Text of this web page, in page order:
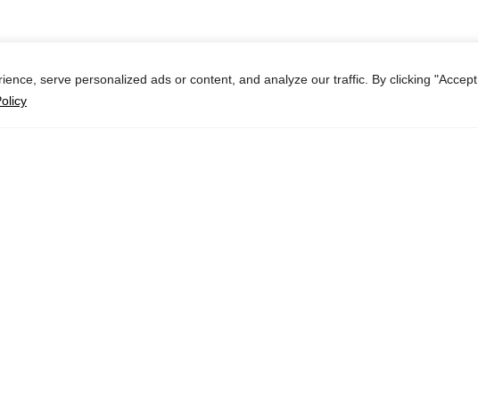
serve personalized ads or content, and analyze our traffic. By clicking "Accept